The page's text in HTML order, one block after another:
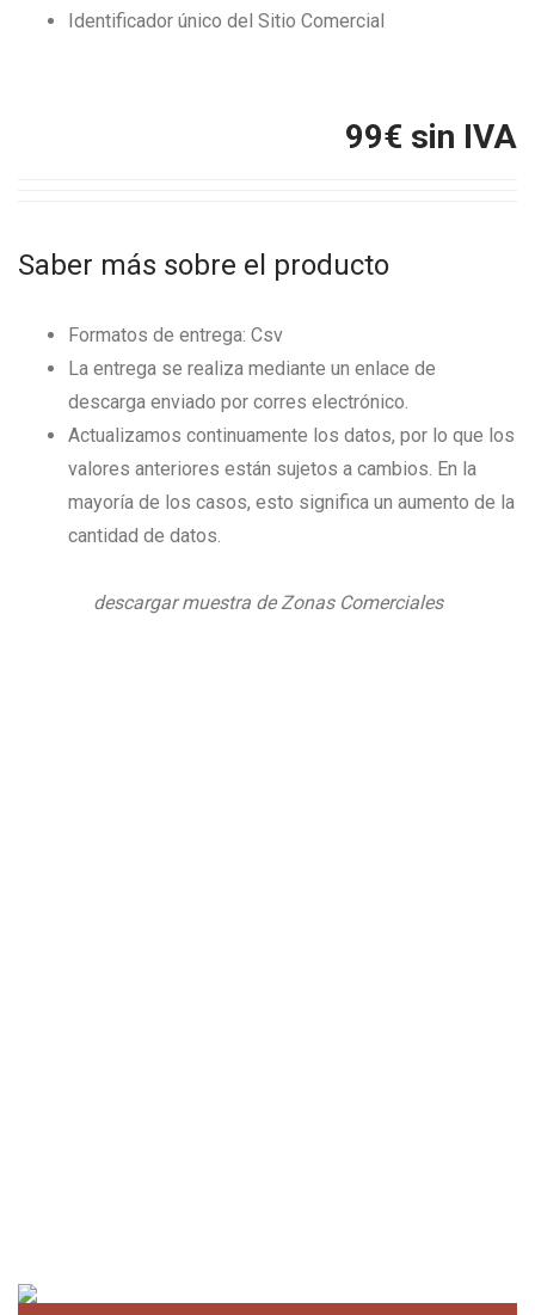
Identificador único del Sitio Comercial
99€ sin IVA
Saber más sobre el producto
Formatos de entrega: Csv
La entrega se realiza mediante un enlace de
descarga enviado por corres electrónico.
Actualizamos continuamente los datos, por lo que los
valores anteriores están sujetos a cambios. En la
mayoría de los casos, esto significa un aumento de la
cantidad de datos.
descargar muestra de Zonas Comerciales